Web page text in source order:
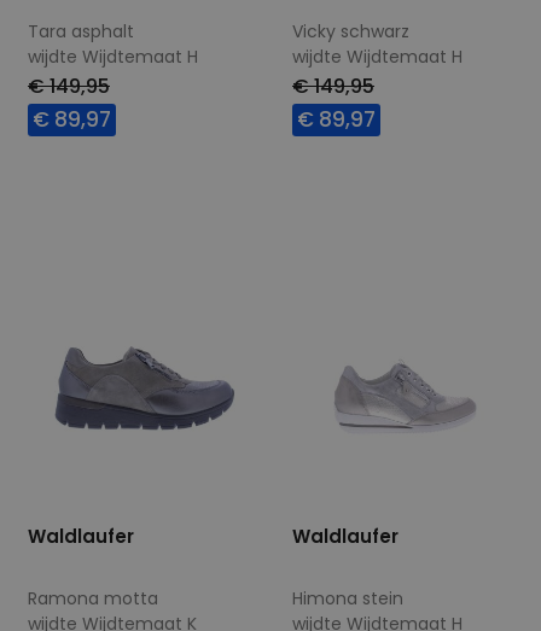
Tara asphalt
wijdte Wijdtemaat H
€ 149,95
€ 89,97
Vicky schwarz
wijdte Wijdtemaat H
€ 149,95
€ 89,97
Waldlaufer
Ramona motta
wijdte Wijdtemaat K
Waldlaufer
Himona stein
wijdte Wijdtemaat H